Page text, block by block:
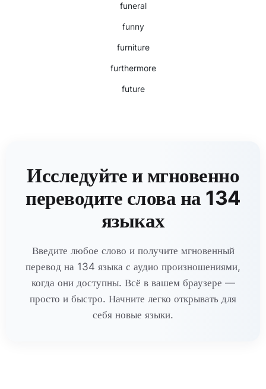
funeral
funny
furniture
furthermore
future
Исследуйте и мгновенно
переводите слова на 134
языках
Введите любое слово и получите мгновенный
перевод на 134 языка с аудио произношениями,
когда они доступны. Всё в вашем браузере —
просто и быстро. Начните легко открывать для
себя новые языки.